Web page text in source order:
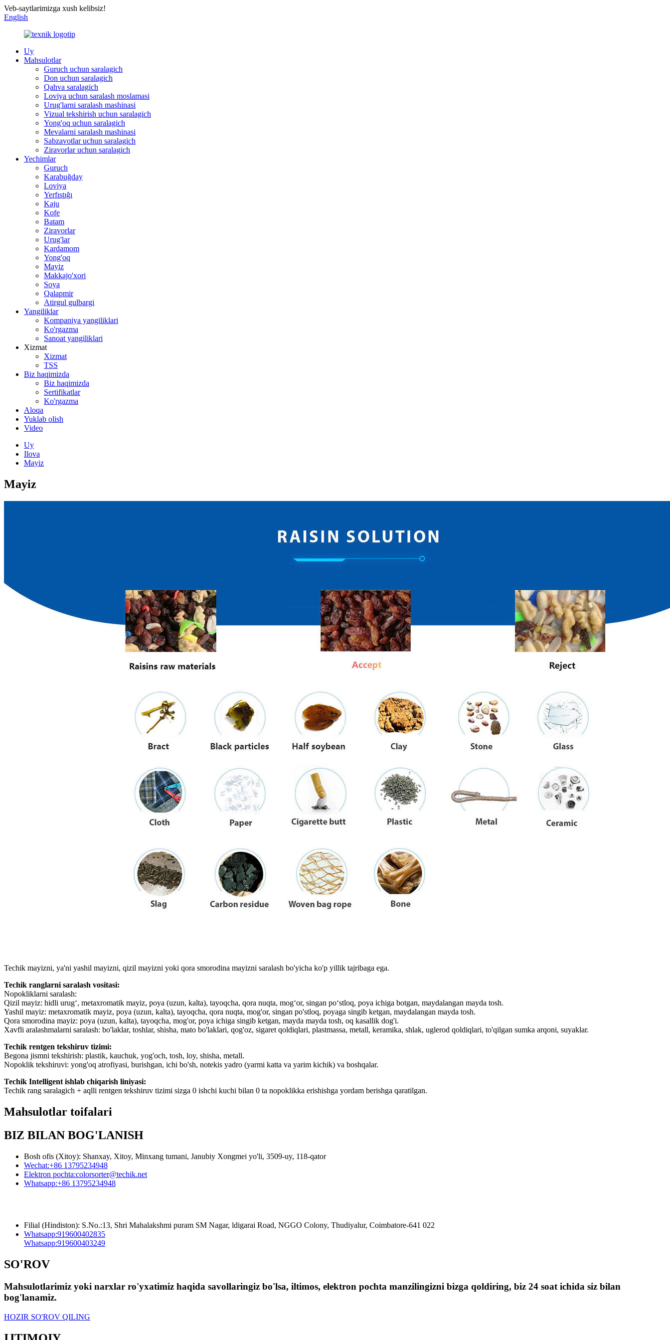
Veb-saytlarimizga xush kelibsiz!
English
Uy
Mahsulotlar
Guruch uchun saralagich
Don uchun saralagich
Qahva saralagich
Loviya uchun saralash moslamasi
Urug'larni saralash mashinasi
Vizual tekshirish uchun saralagich
Yong'oq uchun saralagich
Mevalarni saralash mashinasi
Sabzavotlar uchun saralagich
Ziravorlar uchun saralagich
Yechimlar
Guruch
Karabuğday
Loviya
Yerfıstığı
Kaju
Kofe
Batam
Ziravorlar
Urug'lar
Kardamom
Yong'oq
Mayiz
Makkajo'xori
Soya
Qalapmir
Atirgul gulbargi
Yangiliklar
Kompaniya yangiliklari
Ko'rgazma
Sanoat yangiliklari
Xizmat
Xizmat
TSS
Biz haqimizda
Biz haqimizda
Sertifikatlar
Ko'rgazma
Aloqa
Yuklab olish
Video
Uy
Ilova
Mayiz
Mayiz
Techik mayizni, ya'ni yashil mayizni, qizil mayizni yoki qora smorodina mayizni saralash bo'yicha ko'p yillik tajribaga ega.
Techik ranglarni saralash vositasi:
Nopokliklarni saralash:
Qizil mayiz: hidli urugʻ, metaxromatik mayiz, poya (uzun, kalta), tayoqcha, qora nuqta, mogʻor, singan poʻstloq, poya ichiga botgan, maydalangan mayda tosh.
Yashil mayiz: metaxromatik mayiz, poya (uzun, kalta), tayoqcha, qora nuqta, mog'or, singan po'stloq, poyaga singib ketgan, maydalangan mayda tosh.
Qora smorodina mayiz: poya (uzun, kalta), tayoqcha, mog'or, poya ichiga singib ketgan, mayda mayda tosh, oq kasallik dog'i.
Xavfli aralashmalarni saralash: bo'laklar, toshlar, shisha, mato bo'laklari, qog'oz, sigaret qoldiqlari, plastmassa, metall, keramika, shlak, uglerod qoldiqlari, to'qilgan sumka arqoni, suyaklar.
Techik rentgen tekshiruv tizimi:
Begona jismni tekshirish: plastik, kauchuk, yog'och, tosh, loy, shisha, metall.
Nopoklik tekshiruvi: yong'oq atrofiyasi, burishgan, ichi bo'sh, notekis yadro (yarmi katta va yarim kichik) va boshqalar.
Techik Intelligent ishlab chiqarish liniyasi:
Techik rang saralagich + aqlli rentgen tekshiruv tizimi sizga 0 ishchi kuchi bilan 0 ta nopoklikka erishishga yordam berishga qaratilgan.
Mahsulotlar toifalari
BIZ BILAN BOG'LANISH
Bosh ofis (Xitoy): Shanxay, Xitoy, Minxang tumani, Janubiy Xongmei yo'li, 3509-uy, 118-qator
Wechat:+86 13795234948
Elektron pochta:colorsorter@techik.net
Whatsapp:+86 13795234948
Filial (Hindiston): S.No.:13, Shri Mahalakshmi puram SM Nagar, ldigarai Road, NGGO Colony, Thudiyalur, Coimbatore-641 022
Whatsapp:919600402835
Whatsapp:919600403249
SO'ROV
Mahsulotlarimiz yoki narxlar ro'yxatimiz haqida savollaringiz bo'lsa, iltimos, elektron pochta manzilingizni bizga qoldiring, biz 24 soat ichida siz bilan
bog'lanamiz.
HOZIR SO'ROV QILING